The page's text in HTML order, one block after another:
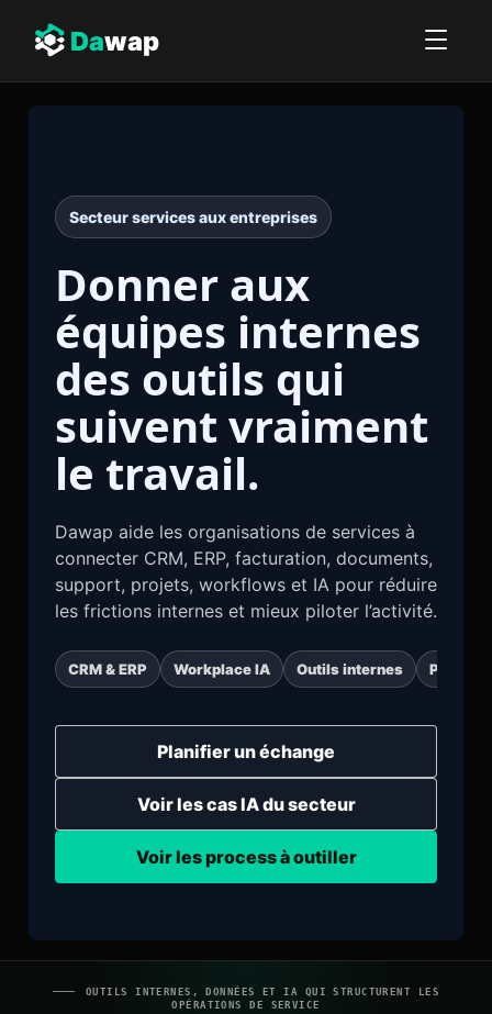
Dawap
Secteur services aux entreprises
Donner aux
équipes internes
des outils qui
suivent vraiment
le travail.
Dawap aide les organisations de services à
connecter CRM, ERP, facturation, documents,
support, projets, workflows et IA pour réduire
les frictions internes et mieux piloter l’activité.
CRM & ERP Workplace IA Outils internes
Voir les process à outiller
Planifier un échange
Voir les cas IA du secteur
OUTILS INTERNES, DONNÉES ET IA QUI STRUCTURENT LES
OPÉRATIONS DE SERVICE